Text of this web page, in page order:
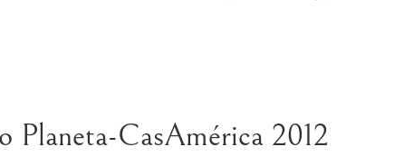
Planeta-CasAmérica 2012